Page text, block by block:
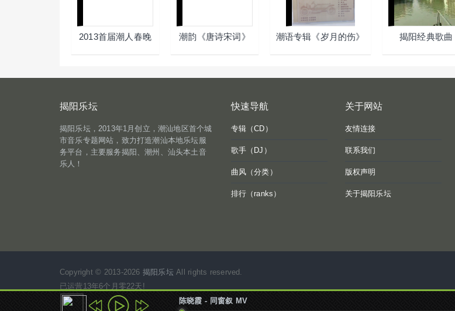
2013首届潮人春晚 潮韵《唐诗宋词》 潮语专辑《岁月的伤》 揭阳经典歌曲
揭阳乐坛
揭阳乐坛，2013年1月创立，潮汕地区首个城
市音乐专题网站，致力打造潮汕本地乐坛服
务平台，主要服务揭阳、潮州、汕头本土音
乐人！
快速导航
专辑（CD）
歌手（DJ）
曲风（分类）
排行（ranks）
关于网站
友情连接
联系我们
版权声明
关于揭阳乐坛
Copyright © 2013-2026 揭阳乐坛 All rights reserved.
已运营13年6个月零22天!
音乐相随，快乐永远
陈晓霞 - 同窗叙 MV